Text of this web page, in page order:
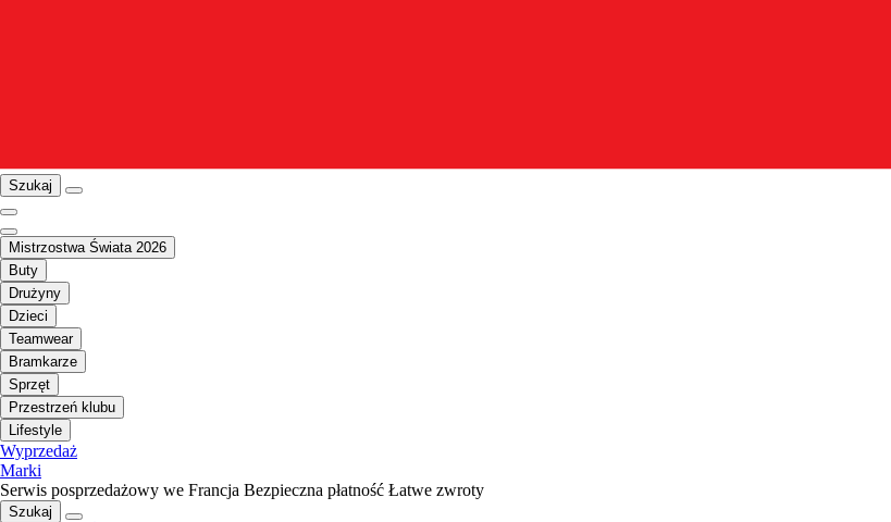
Szukaj
Mistrzostwa Świata 2026
Buty
Drużyny
Dzieci
Teamwear
Bramkarze
Sprzęt
Przestrzeń klubu
Lifestyle
Wyprzedaż
Marki
Serwis posprzedażowy we Francja Bezpieczna płatność Łatwe zwroty
Szukaj